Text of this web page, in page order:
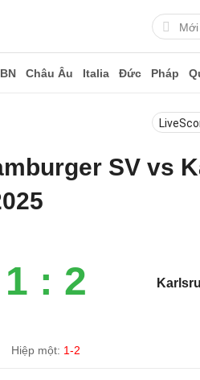
Châu Âu Italia Đức Pháp
SV vs
1 : 2
Hiệp một: 1-2